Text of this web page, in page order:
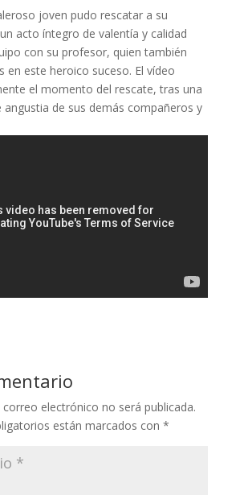
joven pudo rescatar a su
acto íntegro de valentía y calidad
con su profesor, quien también
en este heroico suceso. El vídeo
el momento del rescate, tras una
angustia de sus demás compañeros y
electrónico no será publicada.
están marcados con *